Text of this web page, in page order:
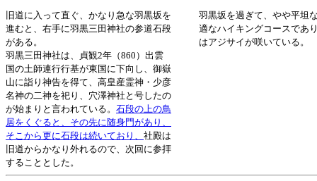
旧道に入って直ぐ、かなり急な羽黒坂を
進むと、右手に羽黒三田神社の参道石段
がある。
羽黒三田神社は、貞観2年（860）出雲
国の土師連行行基が東国に下向し、御嶽
山に詣り神告を得て、高皇産霊神・少彦
名神の二神を祀り、穴澤神社と号したの
が始まりと言われている。 石段の上の鳥
居をくぐると、その先に随身門があり、
そこから更に石段は続いており、 社殿は
旧道からかなり外れるので、次回に参拝
することとした。
羽黒坂を過ぎて、やや平坦
適なハイキングコースであ
はアジサイが咲いている。